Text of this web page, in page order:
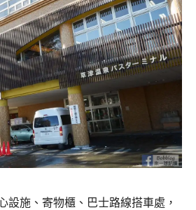
設施、寄物櫃、巴士路線搭車處，